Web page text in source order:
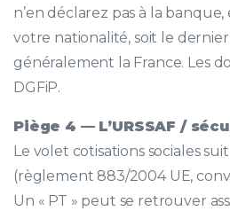
n’en déclarez pas à la
votre nationalité, soit le
généralement la France. Les
DGFiP.
Piège 4 — L’URSSAF /
Le volet cotisations sociales
(règlement 883/2004 UE,
Un « PT » peut se retrouver